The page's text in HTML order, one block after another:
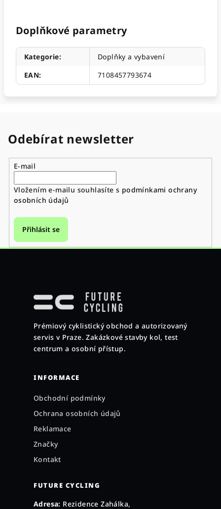
Doplňkové parametry
Kategorie:
Doplňky a vybavení
EAN: 7108457793674
Odebírat newsletter
E-mail
Vložením e-mailu souhlasíte s podmínkami ochrany
osobních údajů
Přihlásit se
Prémiový cyklistický obchod a autorizovaný
servis v Praze. Zakázkové stavby kol, test
centrum a osobní přístup.
INFORMACE
Obchodní podmínky
Ochrana osobních údajů
Reklamace
Značky
Kontakt
FUTURE CYCLING
Adresa: Rezidence Zahálka,